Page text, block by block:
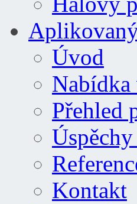
Úvod
Přehled
Kontakt